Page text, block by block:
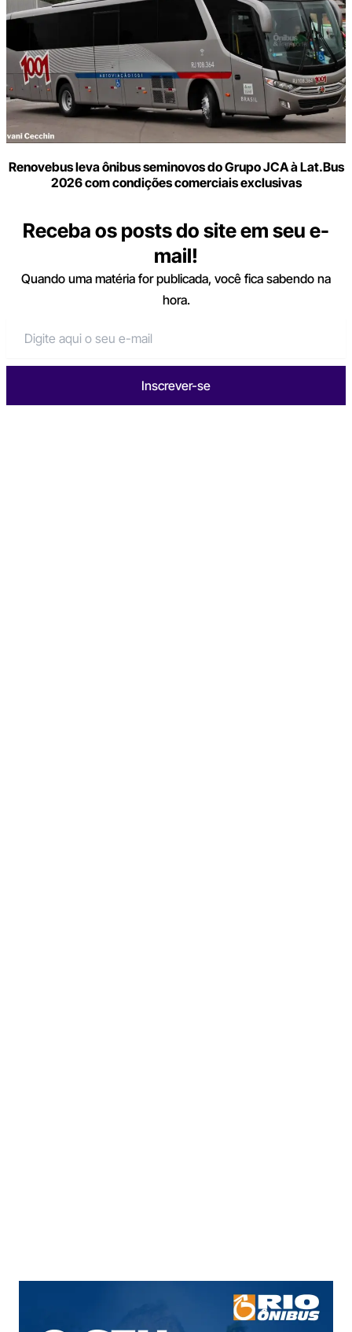
Renovebus leva ônibus seminovos do Grupo JCA à Lat.Bus
2026 com condições comerciais exclusivas
Receba os posts do site em seu e-
mail!
Quando uma matéria for publicada, você fica sabendo na
hora.
Inscrever-se